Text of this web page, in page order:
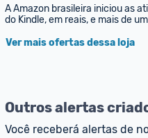
A Amazon brasileira iniciou as
do Kindle, em reais, e mais de
Ver mais ofertas dessa loja
Outros alertas
Você receberá alertas de